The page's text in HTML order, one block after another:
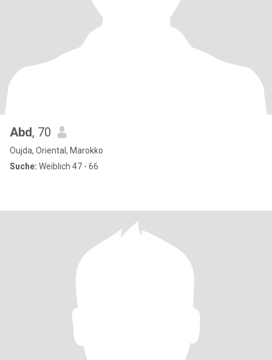
Abd, 70
Oujda, Oriental, Marokko
Suche: Weiblich 47 - 66